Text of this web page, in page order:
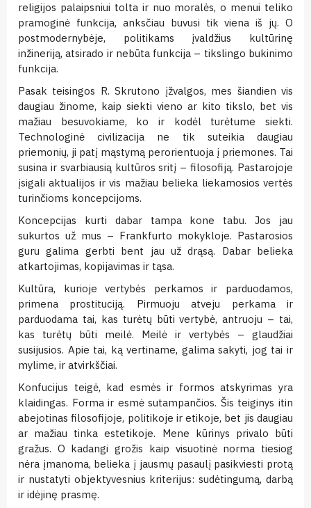
religijos palaipsniui tolta ir nuo moralės, o menui teliko
pramoginė funkcija, anksčiau buvusi tik viena iš jų. O
postmodernybėje, politikams įvaldžius kultūrinę
inžineriją, atsirado ir nebūta funkcija – tikslingo bukinimo
funkcija.
Pasak teisingos R. Skrutono įžvalgos, mes šiandien vis
daugiau žinome, kaip siekti vieno ar kito tikslo, bet vis
mažiau besuvokiame, ko ir kodėl turėtume siekti.
Technologinė civilizacija ne tik suteikia daugiau
priemonių, ji patį mąstymą perorientuoja į priemones. Tai
susina ir svarbiausią kultūros sritį – filosofiją. Pastarojoje
įsigali aktualijos ir vis mažiau belieka liekamosios vertės
turinčioms koncepcijoms.
Koncepcijas kurti dabar tampa kone tabu. Jos jau
sukurtos už mus – Frankfurto mokykloje. Pastarosios
guru galima gerbti bent jau už drąsą. Dabar belieka
atkartojimas, kopijavimas ir tąsa.
Kultūra, kurioje vertybės perkamos ir parduodamos,
primena prostituciją. Pirmuoju atveju perkama ir
parduodama tai, kas turėtų būti vertybė, antruoju – tai,
kas turėtų būti meilė. Meilė ir vertybės – glaudžiai
susijusios. Apie tai, ką vertiname, galima sakyti, jog tai ir
mylime, ir atvirkščiai.
Konfucijus teigė, kad esmės ir formos atskyrimas yra
klaidingas. Forma ir esmė sutampančios. Šis teiginys itin
abejotinas filosofijoje, politikoje ir etikoje, bet jis daugiau
ar mažiau tinka estetikoje. Mene kūrinys privalo būti
gražus. O kadangi grožis kaip visuotinė norma tiesiog
nėra įmanoma, belieka į jausmų pasaulį pasikviesti protą
ir nustatyti objektyvesnius kriterijus: sudėtingumą, darbą
ir idėjinę prasmę.